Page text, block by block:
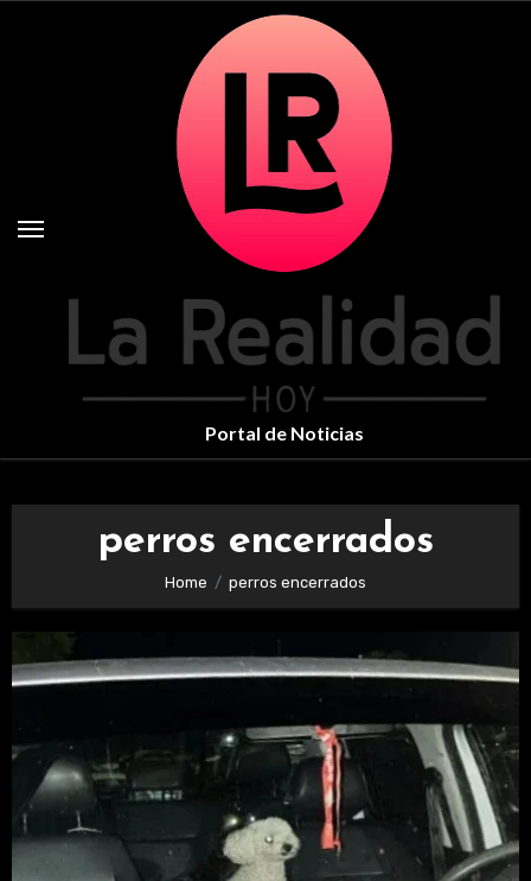
Portal de Noticias
perros encerrados
Home perros encerrados